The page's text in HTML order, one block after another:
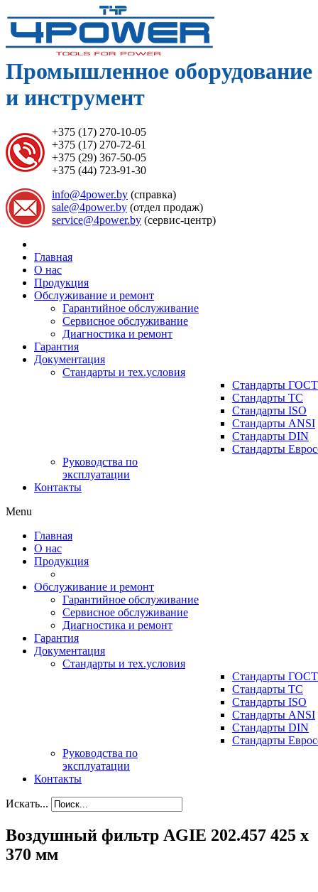
Промышленное оборудование
и инструмент
+375 (17) 270-10-05
+375 (17) 270-72-61
+375 (29) 367-50-05
+375 (44) 723-91-30
info@4power.by (справка)
sale@4power.by (отдел продаж)
service@4power.by (сервис-центр)
Главная
О нас
Продукция
Обслуживание и ремонт
Гарантийное обслуживание
Сервисное обслуживание
Диагностика и ремонт
Гарантия
Документация
Стандарты и тех.условия
Стандарты ГОСТ
Стандарты ТС
Стандарты ISO
Стандарты ANSI
Стандарты DIN
Стандарты
Руководства по
эксплуатации
Контакты
Menu
Главная
О нас
Продукция
Обслуживание и ремонт
Гарантийное обслуживание
Сервисное обслуживание
Диагностика и ремонт
Гарантия
Документация
Стандарты и тех.условия
Стандарты ГОСТ
Стандарты ТС
Стандарты ISO
Стандарты ANSI
Стандарты DIN
Стандарты
Руководства по
эксплуатации
Контакты
Искать...
Воздушный фильтр AGIE 202.457 425 x
370 мм